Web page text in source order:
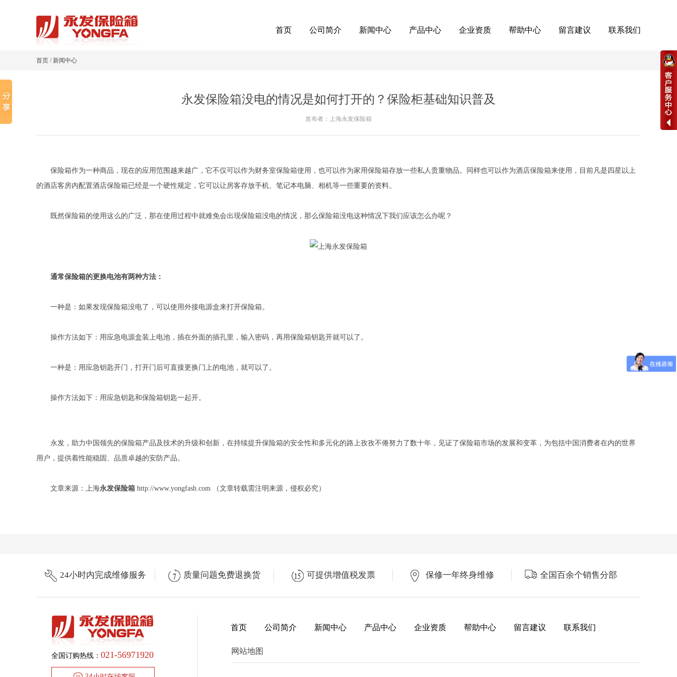
首页 公司简介 新闻中心 产品中心 企业资质 帮助中心 留言建议 联系我们
首页 / 新闻中心
永发保险箱没电的情况是如何打开的？保险柜基础知识普及
发布者：上海永发保险箱
保险箱作为一种商品，现在的应用范围越来越广，它不仅可以作为财务室保险箱使用，也可以作为家用保险箱存放一些私人贵重物品。同样也可以作为酒店保险箱来使用，目前凡是四星以上
的酒店客房内配置酒店保险箱已经是一个硬性规定，它可以让房客存放手机、笔记本电脑、相机等一些重要的资料。
既然保险箱的使用这么的广泛，那在使用过程中就难免会出现保险箱没电的情况，那么保险箱没电这种情况下我们应该怎么办呢？
通常保险箱的更换电池有两种方法：
一种是：如果发现保险箱没电了，可以使用外接电源盒来打开保险箱。
操作方法如下：用应急电源盒装上电池，插在外面的插孔里，输入密码，再用保险箱钥匙开就可以了。
一种是：用应急钥匙开门，打开门后可直接更换门上的电池，就可以了。
操作方法如下：用应急钥匙和保险箱钥匙一起开。
永发，助力中国领先的保险箱产品及技术的升级和创新，在持续提升保险箱的安全性和多元化的路上孜孜不倦努力了数十年，见证了保险箱市场的发展和变革，为包括中国消费者在内的世界
用户，提供着性能稳固、品质卓越的安防产品。
文章来源：上海永发保险箱 http://www.yongfash.com （文章转载需注明来源，侵权必究）
24小时内完成维修服务 质量问题免费退换货 可提供增值税发票 保修一年终身维修 全国百余个销售分部
全国订购热线： 021-56971920
首页 公司简介 新闻中心 产品中心 企业资质 帮助中心 留言建议 联系我们
网站地图